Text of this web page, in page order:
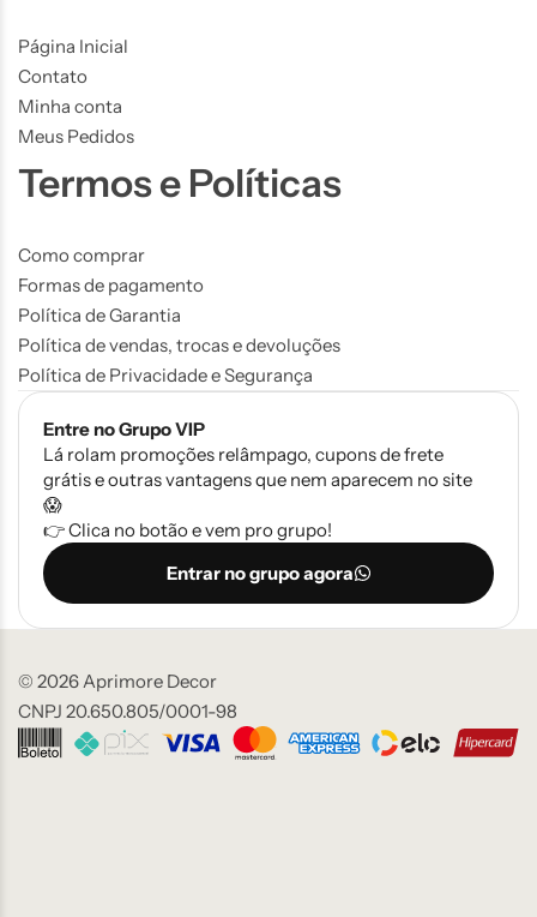
Página Inicial
Contato
Minha conta
Meus Pedidos
Termos e Políticas
Como comprar
Formas de pagamento
Política de Garantia
Política de vendas, trocas e devoluções
Política de Privacidade e Segurança
Entre no Grupo VIP
Lá rolam promoções relâmpago, cupons de frete
grátis e outras vantagens que nem aparecem no site
😱
👉 Clica no botão e vem pro grupo!
Entrar no grupo agora
© 2026 Aprimore Decor
CNPJ 20.650.805/0001-98